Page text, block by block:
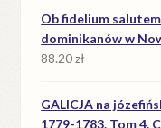
Ob fidelium
dominikanów w
88.20zł
GALICJA na
1779-1783. Tom 4.